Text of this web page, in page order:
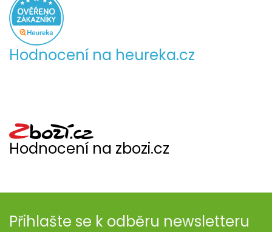
Hodnocení na heureka.cz
Hodnocení na zbozi.cz
Přihlašte se k odběru newsletteru